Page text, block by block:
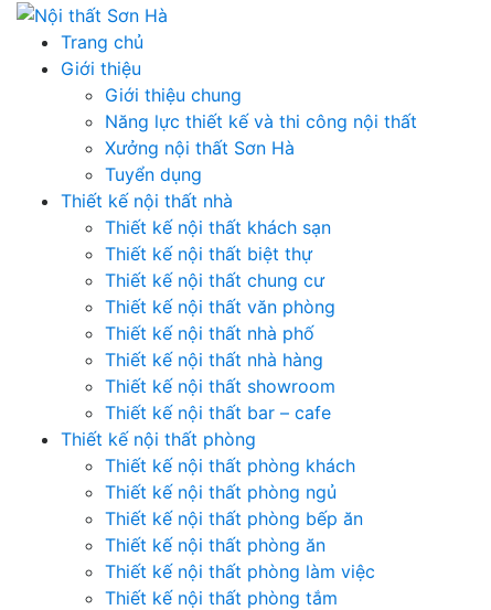
Skip
content
Trang chủ
Giới thiệu
Giới thiệu chung
Năng lực thiết kế và thi công nội thất
Xưởng nội thất Sơn Hà
Tuyển dụng
Thiết kế nội thất nhà
Thiết kế nội thất khách sạn
Thiết kế nội thất biệt thự
Thiết kế nội thất chung cư
Thiết kế nội thất văn phòng
Thiết kế nội thất nhà phố
Thiết kế nội thất nhà hàng
Thiết kế nội thất showroom
Thiết kế nội thất bar – cafe
Thiết kế nội thất phòng
Thiết kế nội thất phòng khách
Thiết kế nội thất phòng ngủ
Thiết kế nội thất phòng bếp ăn
Thiết kế nội thất phòng ăn
Thiết kế nội thất phòng làm việc
Thiết kế nội thất phòng tắm